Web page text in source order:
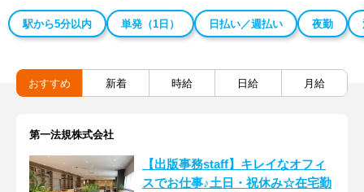
駅から5分以内 単発（1日） 日払い／週払い 夜勤
おすすめ 新着 時給 日給 月給
第一法規株式会社
【出版事務staff】キレイなオフィ
スでお仕事♪土日・祝休み☆在宅勤